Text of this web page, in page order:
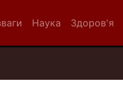
Наука Здоров'я